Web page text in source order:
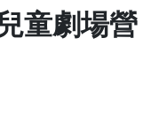
童劇場營